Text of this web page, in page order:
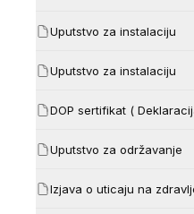
Uputstvo za instalaciju
Uputstvo za instalaciju
DOP sertifikat (
Uputstvo za održavanje
Izjava o uticaju na